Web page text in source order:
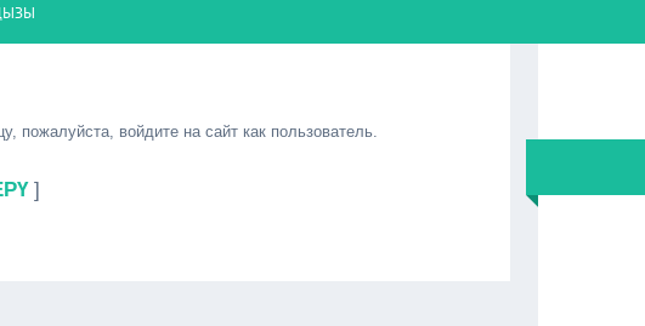
пожалуйста, войдите на сайт как пользователь.
]